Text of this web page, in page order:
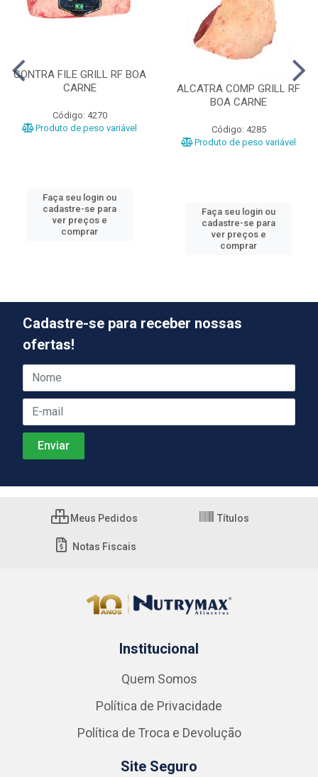
CONTRA FILE GRILL RF BOA
CARNE
Código: 4270
Produto de peso variável
Faça seu login ou
cadastre-se para
ver preços e
comprar
ALCATRA COMP GRILL RF
BOA CARNE
Código: 4285
Produto de peso variável
Faça seu login ou
cadastre-se para
ver preços e
comprar
Cadastre-se para receber nossas
ofertas!
Meus Pedidos Títulos
Notas Fiscais
Institucional
Quem Somos
Política de Privacidade
Política de Troca e Devolução
Site Seguro